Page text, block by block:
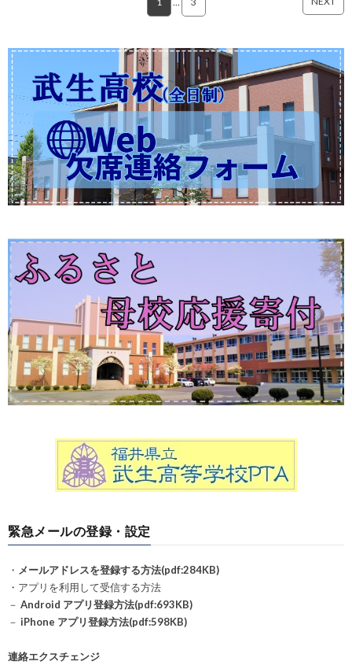
緊急メールの登録・設定
・ メールアドレスを登録する方法(pdf:284KB)
・アプリを利用して受信する方法
－ Android アプリ登録方法(pdf:693KB)
－ iPhone アプリ登録方法(pdf:598KB)
連絡エクスチェンジ